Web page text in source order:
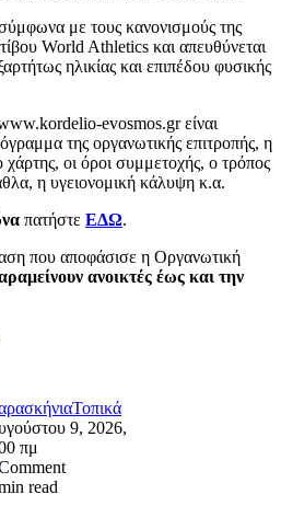
με τους κανονισμούς της
World Athletics και απευθύνεται
ηλικίας και επιπέδου φυσικής
evosmos.gr είναι
της οργανωτικής επιτροπής, η
οι όροι συμμετοχής, ο τρόπος
η υγειονομική κάλυψη κ.α.
πατήστε ΕΔΩ.
που αποφάσισε η Οργανωτική
ανοικτές έως και την
Τοπικά
9, 2026,
πμ
read